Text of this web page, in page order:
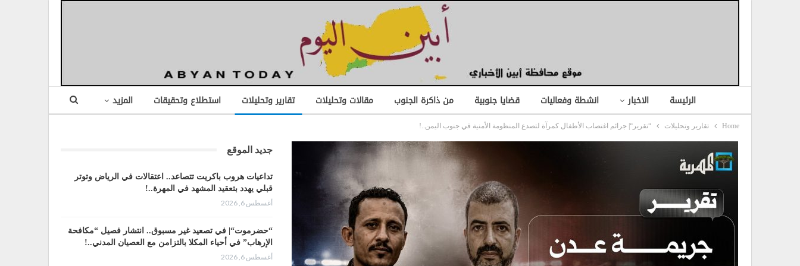
الرئيسة الاخبار انشطة وفعاليات قضايا جنوبية من ذاكرة الجنوب مقالات وتحليلات تقارير وتحليلات استطلاع وتحقيقات المزيد
Home تقارير وتحليلات “تقرير“| جرائم اغتصاب الأطفال كمرآة لتصدع المنظومة الأمنية في جنوب اليمن..!
جديد الموقع
تداعيات هروب باكريت تتصاعد.. اعتقالات في الرياض وتوتر
قبلي يهدد بتعقيد المشهد في المهرة..!
أغسطس 6, 2026
“حضرموت“| في تصعيد غير مسبوق.. انتشار فصيل “مكافحة
الإرهاب” في أحياء المكلا بالتزامن مع العصيان المدني..!
أغسطس 6, 2026